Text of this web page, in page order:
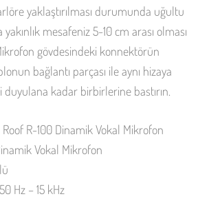
yaklaştırılması durumunda uğultu
mesafeniz 5-10 cm arası olması
gövdesindeki konnektörün
bağlantı parçası ile aynı hizaya
duyulana kadar birbirlerine bastırın.
R-100 Dinamik Vokal Mikrofon
Vokal Mikrofon
Hz – 15 kHz